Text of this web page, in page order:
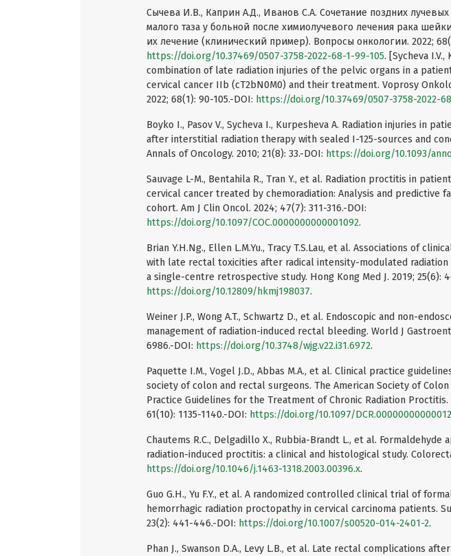
Сычева И.В., Каприн А.Д., Иванов С.А. Сочетание поздних
малого таза у больной после химиолучевого лечения рака
их лечение (клинический пример). Вопросы онкологии. 2022;
https://doi.org/10.37469/0507-3758-2022-68-1-99-105. [Sycheva I.V.,
combination of late radiation injuries of the pelvic organs in a
cervical cancer IIb (cT2bN0M0) and their treatment. Voprosy
2022; 68(1): 90-105.-DOI: https://doi.org/10.37469/0507-3758-2022-
Boyko I., Pasov V., Sycheva I., Kurpesheva A. Radiation injuries in
after interstitial radiation therapy with sealed I-125-sources and
Annals of Oncology. 2010; 21(8): 33.-DOI: https://doi.org/10.1093/
Sauvage L-M., Bentahila R., Tran Y., et al. Radiation proctitis in
cervical cancer treated by chemoradiation: Analysis and predictive
cohort. Am J Clin Oncol. 2024; 47(7): 311-316.-DOI:
https://doi.org/10.1097/COC.0000000000001092.
Brian Y.H.Ng., Ellen L.M.Yu., Tracy T.S.Lau, et al. Associations of
with late rectal toxicities after radical intensity-modulated
a single-centre retrospective study. Hong Kong Med J. 2019; 25(6):
https://doi.org/10.12809/hkmj198037.
Weiner J.P., Wong A.T., Schwartz D., et al. Endoscopic and non-
management of radiation-induced rectal bleeding. World J
6986.-DOI: https://doi.org/10.3748/wjg.v22.i31.6972.
Paquette I.M., Vogel J.D., Abbas M.A., et al. Clinical practice
society of colon and rectal surgeons. The American Society of
Practice Guidelines for the Treatment of Chronic Radiation Proctitis.
61(10): 1135-1140.-DOI: https://doi.org/10.1097/
Chautems R.C., Delgadillo X., Rubbia-Brandt L., et al. Formaldehyde
radiation-induced proctitis: a clinical and histological study.
https://doi.org/10.1046/j.1463-1318.2003.00396.x.
Guo G.H., Yu F.Y., et al. A randomized controlled clinical trial of
hemorrhagic radiation proctopathy in cervical carcinoma patients.
23(2): 441-446.-DOI: https://doi.org/10.1007/s00520-014-2401-2.
Phan J., Swanson D.A., Levy L.B., et al. Late rectal complications